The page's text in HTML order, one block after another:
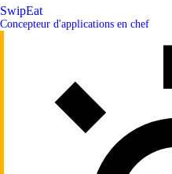
SwipEat
Concepteur d'applications en chef